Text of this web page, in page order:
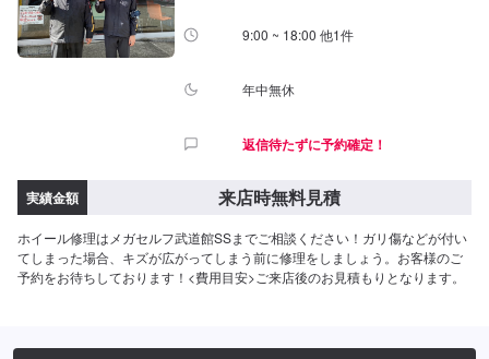
9:00 ~ 18:00 他1件
年中無休
返信待たずに予約確定！
実績金額 来店時無料見積
ホイール修理はメガセルフ武道館SSまでご相談ください！ガリ傷などが付い
てしまった場合、キズが広がってしまう前に修理をしましょう。お客様のご
予約をお待ちしております！<費用目安>ご来店後のお見積もりとなります。